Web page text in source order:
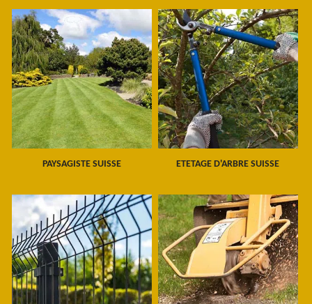
PAYSAGISTE SUISSE ETETAGE D'ARBRE SUISSE